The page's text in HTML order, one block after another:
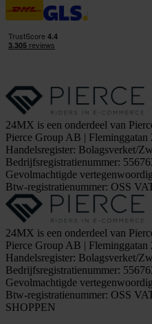
24MX is een onderdeel van
Pierce Group AB |
Handelsregister: Bolagsverket/
Bedrijfsregistratienummer:
Gevolmachtigde
Btw-registratienummer: OSS
24MX is een onderdeel van
Pierce Group AB |
Handelsregister: Bolagsverket/
Bedrijfsregistratienummer:
Gevolmachtigde
Btw-registratienummer: OSS
SHOPPEN